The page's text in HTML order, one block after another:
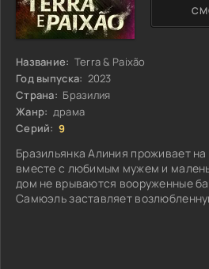
Название: Terra & Paixão
Год выпуска: 2023
Страна: Бразилия
Жанр: драма
Серий: 9
Бразильянка Алиния проживает
вместе с любимым мужем и
дом не врываются вооруженные
Самюэль заставляет